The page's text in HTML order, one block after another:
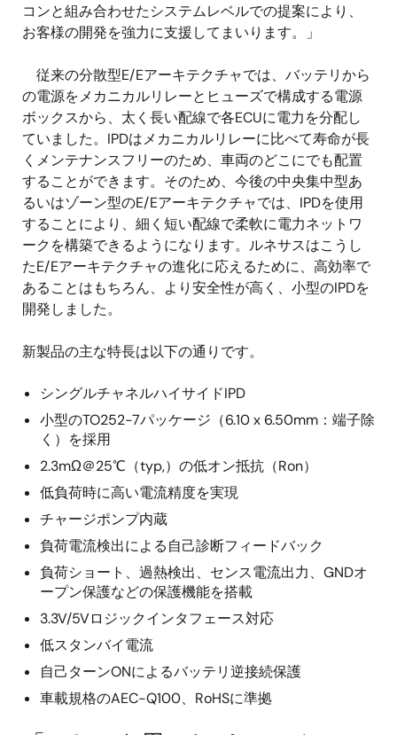
コンと組み合わせたシステムレベルでの提案により、
お客様の開発を強力に支援してまいります。」
従来の分散型E/Eアーキテクチャでは、バッテリから
の電源をメカニカルリレーとヒューズで構成する電源
ボックスから、太く長い配線で各ECUに電力を分配し
ていました。IPDはメカニカルリレーに比べて寿命が長
くメンテナンスフリーのため、車両のどこにでも配置
することができます。そのため、今後の中央集中型あ
るいはゾーン型のE/Eアーキテクチャでは、IPDを使用
することにより、細く短い配線で柔軟に電力ネットワ
ークを構築できるようになります。ルネサスはこうし
たE/Eアーキテクチャの進化に応えるために、高効率で
あることはもちろん、より安全性が高く、小型のIPDを
開発しました。
新製品の主な特長は以下の通りです。
シングルチャネルハイサイドIPD
小型のTO252-7パッケージ（6.10 x 6.50mm：端子除
く）を採用
2.3mΩ＠25℃（typ,）の低オン抵抗（Ron）
低負荷時に高い電流精度を実現
チャージポンプ内蔵
負荷電流検出による自己診断フィードバック
負荷ショート、過熱検出、センス電流出力、GNDオ
ープン保護などの保護機能を搭載
3.3V/5Vロジックインタフェース対応
低スタンバイ電流
自己ターンONによるバッテリ逆接続保護
車載規格のAEC-Q100、RoHSに準拠